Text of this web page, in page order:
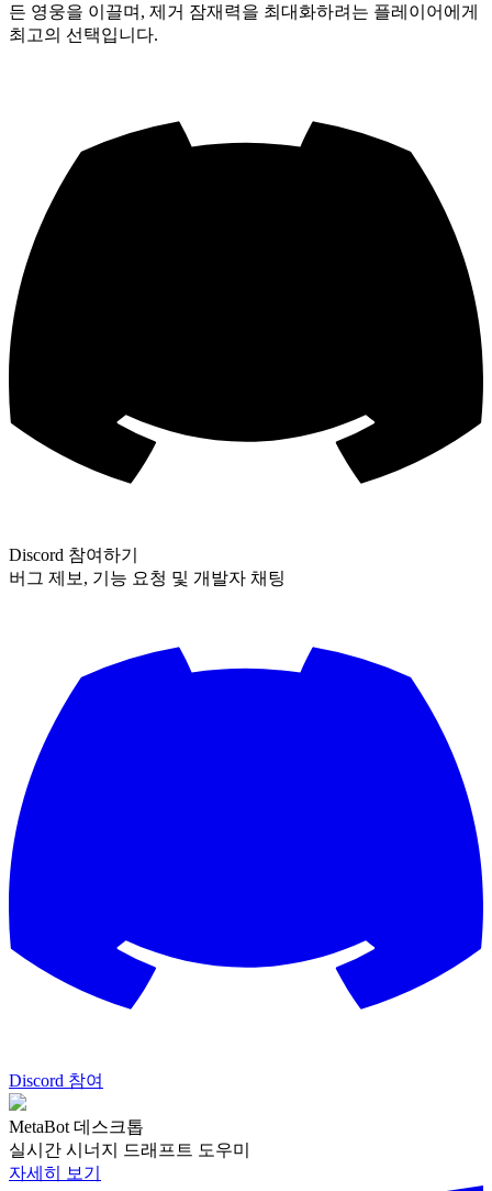
든 영웅을 이끌며, 제거 잠재력을 최대화하려는 플레이어에게
최고의 선택입니다.
Discord 참여하기
버그 제보, 기능 요청 및 개발자 채팅
Discord 참여
MetaBot 데스크톱
실시간 시너지 드래프트 도우미
자세히 보기